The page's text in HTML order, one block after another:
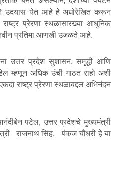
उदयास येत आहे हे अधोरेखित करून
प्रेरणा स्थळासारख्या आधुनिक
प्रतिमा आणखी उजळते आहे.
उत्तर प्रदेश सुशासन, समृद्धी आणि
म्हणून अधिक उंची गाठत राहो अशी
राष्ट्र प्रेरणा स्थळाबद्दल अभिनंदन
पटेल, उत्तर प्रदेशचे मुख्यमंत्री
राजनाथ सिंह, पंकज चौधरी हे या